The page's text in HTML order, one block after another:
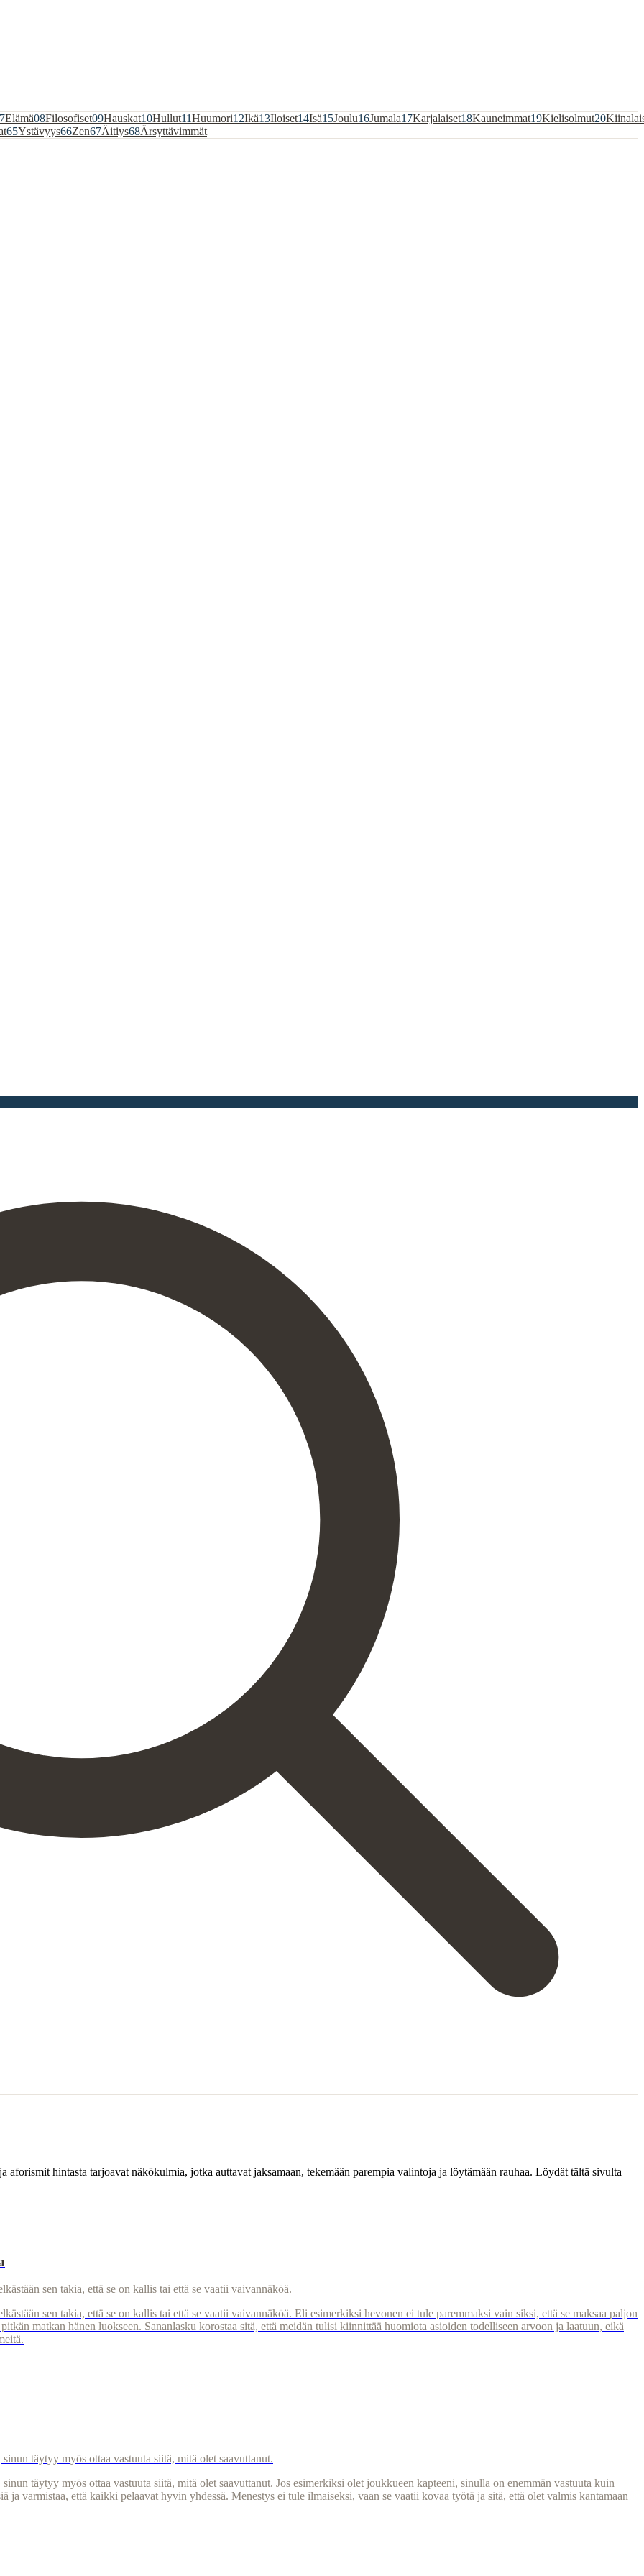
Elämä08Filosofiset09Hauskat10Hullut11Huumori12Ikä13Iloiset14Isä15Joulu16Jumala17Karjalaiset18Kauneimmat19Kielisolmut20
65Ystävyys66Zen67Äitiys68Ärsyttävimmät
aforismit hintasta tarjoavat näkökulmia, jotka auttavat jaksamaan, tekemään parempia valintoja ja löytämään rauhaa. Löydät tältä sivulta
sen takia, että se on kallis tai että se vaatii vaivannäköä.
sen takia, että se on kallis tai että se vaatii vaivannäköä. Eli esimerkiksi hevonen ei tule paremmaksi vain siksi, että se maksaa paljon
matkan hänen luokseen. Sananlasku korostaa sitä, että meidän tulisi kiinnittää huomiota asioiden todelliseen arvoon ja laatuun, eikä
täytyy myös ottaa vastuuta siitä, mitä olet saavuttanut.
täytyy myös ottaa vastuuta siitä, mitä olet saavuttanut. Jos esimerkiksi olet joukkueen kapteeni, sinulla on enemmän vastuuta kuin
varmistaa, että kaikki pelaavat hyvin yhdessä. Menestys ei tule ilmaiseksi, vaan se vaatii kovaa työtä ja sitä, että olet valmis kantamaan